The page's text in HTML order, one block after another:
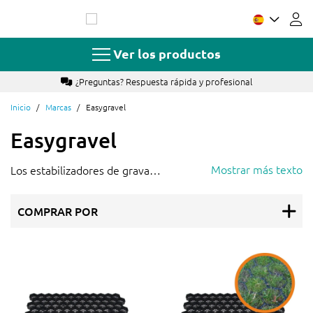
contenido
Ver los productos
¿Preguntas? Respuesta rápida y profesional
Inicio Marcas Easygravel
Easygravel
Los estabilizadores de grava
que los estabilizadores de grava
tanto, una superficie resistente a
Mostrar más texto
COMPRAR POR